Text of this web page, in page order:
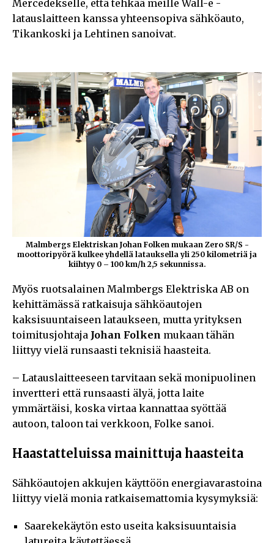
Mercedekselle, että tehkää meille Wall-e -
latauslaitteen kanssa yhteensopiva sähköauto,
Tikankoski ja Lehtinen sanoivat.
Malmbergs Elektriskan Johan Folken mukaan Zero SR/S -
moottoripyörä kulkee yhdellä latauksella yli 250 kilometriä ja
kiihtyy 0 – 100 km/h 2,5 sekunnissa.
Myös ruotsalainen Malmbergs Elektriska AB on
kehittämässä ratkaisuja sähköautojen
kaksisuuntaiseen lataukseen, mutta yrityksen
toimitusjohtaja Johan Folken mukaan tähän
liittyy vielä runsaasti teknisiä haasteita.
– Latauslaitteeseen tarvitaan sekä monipuolinen
invertteri että runsaasti älyä, jotta laite
ymmärtäisi, koska virtaa kannattaa syöttää
autoon, taloon tai verkkoon, Folke sanoi.
Haastatteluissa mainittuja haasteita
Sähköautojen akkujen käyttöön energiavarastoina
liittyy vielä monia ratkaisemattomia kysymyksiä:
Saarekekäytön esto useita kaksisuuntaisia